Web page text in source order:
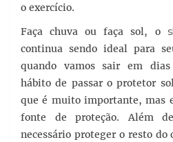
o exercício.
Faça chuva ou faça sol, o
continua sendo ideal para
quando vamos sair em
hábito de passar o protetor
que é muito importante, mas
fonte de proteção. Além
necessário proteger o resto do